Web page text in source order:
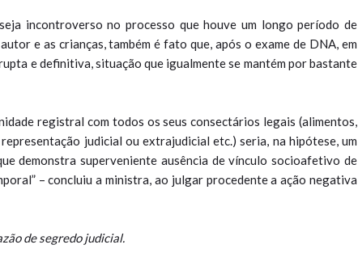
incontroverso no processo que houve um longo período de
e as crianças, também é fato que, após o exame de DNA, em
e definitiva, situação que igualmente se mantém por bastante
registral com todos os seus consectários legais (alimentos,
judicial ou extrajudicial etc.) seria, na hipótese, um
demonstra superveniente ausência de vínculo socioafetivo de
– concluiu a ministra, ao julgar procedente a ação negativa
de segredo judicial.